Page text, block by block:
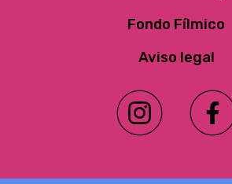
Fondo Fílmico
Aviso legal